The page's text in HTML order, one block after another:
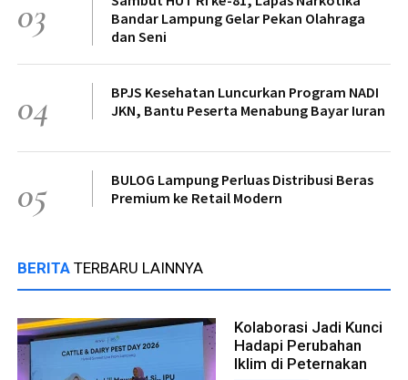
03
Bandar Lampung Gelar Pekan Olahraga
dan Seni
04
BPJS Kesehatan Luncurkan Program NADI
JKN, Bantu Peserta Menabung Bayar Iuran
05
BULOG Lampung Perluas Distribusi Beras
Premium ke Retail Modern
BERITA TERBARU LAINNYA
Kolaborasi Jadi Kunci
Hadapi Perubahan
Iklim di Peternakan